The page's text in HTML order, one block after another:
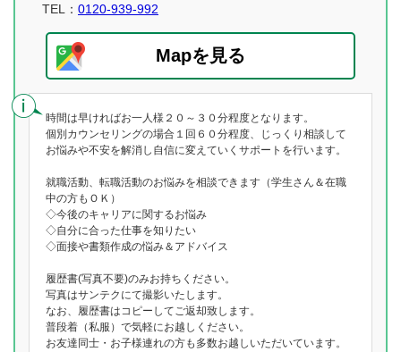
TEL： 0120-939-992
Mapを見る
時間は早ければお一人様２０～３０分程度となります。
個別カウンセリングの場合１回６０分程度、じっくり相談して
お悩みや不安を解消し自信に変えていくサポートを行います。
就職活動、転職活動のお悩みを相談できます（学生さん＆在職
中の方もＯＫ）
◇今後のキャリアに関するお悩み
◇自分に合った仕事を知りたい
◇面接や書類作成の悩み＆アドバイス
履歴書(写真不要)のみお持ちください。
写真はサンテクにて撮影いたします。
なお、履歴書はコピーしてご返却致します。
普段着（私服）で気軽にお越しください。
お友達同士・お子様連れの方も多数お越しいただいています。